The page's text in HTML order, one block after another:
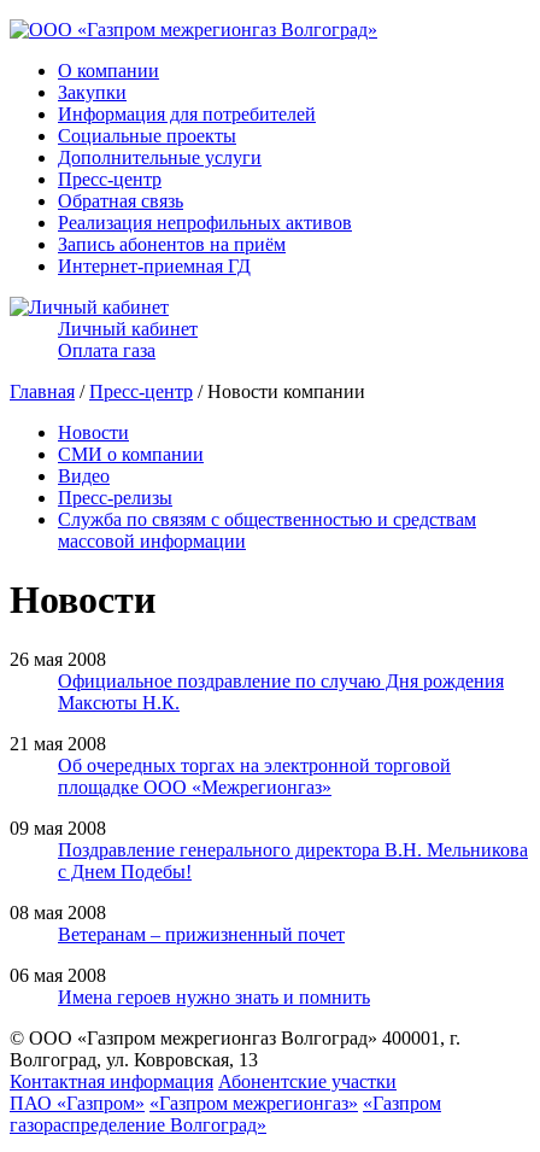
О компании
Закупки
Информация для потребителей
Социальные проекты
Дополнительные услуги
Пресс-центр
Обратная связь
Реализация непрофильных активов
Запись абонентов на приём
Интернет-приемная ГД
Личный кабинет
Оплата газа
Главная /Пресс-центр / Новости компании
Новости
СМИ о компании
Видео
Пресс-релизы
Служба по связям с общественностью и средствам
массовой информации
Новости
26 мая 2008
Официальное поздравление по случаю Дня рождения
Максюты Н.К.
21 мая 2008
Об очередных торгах на электронной торговой
площадке ООО «Межрегионгаз»
09 мая 2008
Поздравление генерального директора В.Н. Мельникова
с Днем Подебы!
08 мая 2008
Ветеранам – прижизненный почет
06 мая 2008
Имена героев нужно знать и помнить
© ООО «Газпром межрегионгаз Волгоград» 400001, г.
Волгоград, ул. Ковровская, 13
Контактная информация Абонентские участки
ПАО «Газпром» «Газпром межрегионгаз» «Газпром
газораспределение Волгоград»